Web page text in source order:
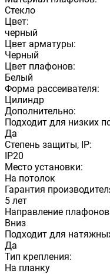
Стекло
Цвет:
черный
Цвет арматуры:
Черный
Цвет плафонов:
Белый
Форма рассеивателя:
Цилиндр
Дополнительно:
Подходит для низких
Да
Степень защиты, IP:
IP20
Место установки:
На потолок
Гарантия
5 лет
Направление
Вниз
Подходит для
Да
Тип крепления:
На планку